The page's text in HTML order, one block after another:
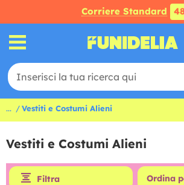
Corriere Standard
... Vestiti e Costumi Alieni
Vestiti e Costumi Alieni
Filtra